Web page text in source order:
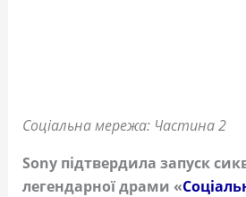
Соціальна мережа: Частина 2
Sony підтвердила запуск
легендарної драми «